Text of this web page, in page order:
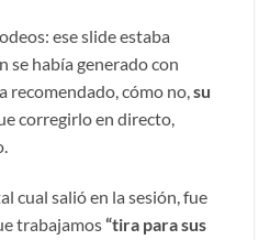
ese slide estaba
se había generado con
recomendado, cómo no,su
corregirlo en directo,
cual salió en la sesión, fue
trabajamos“tira para sus